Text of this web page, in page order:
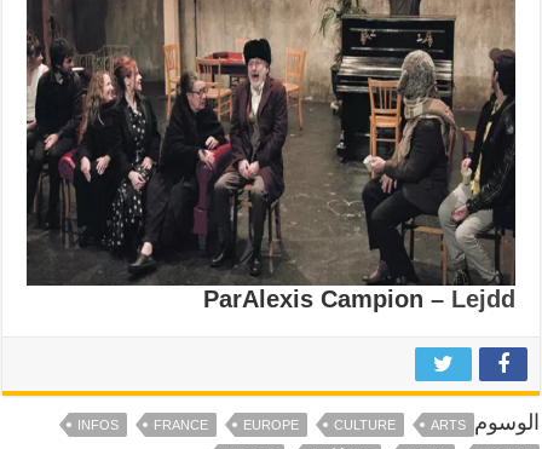
ParAlexis Campion – Lejdd
الوسوم ARTS
CULTURE
EUROPE
FRANCE
INFOS